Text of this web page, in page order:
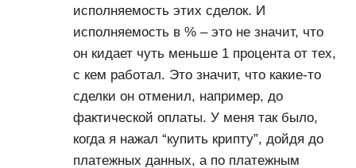
исполняемость этих сделок. И
исполняемость в % – это не значит, что
он кидает чуть меньше 1 процента от тех,
с кем работал. Это значит, что какие-то
сделки он отменил, например, до
фактической оплаты. У меня так было,
когда я нажал “купить крипту”, дойдя до
платежных данных, а по платежным